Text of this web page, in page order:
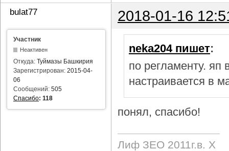
bulat77 2018-01-16
Участник
Неактивен
Откуда: Туймазы Башкирия
Зарегистрирован: 2015-04-
06
Сообщений: 505
Спасибо: 118
neka204 пишет:
по регламенту.
настраивается в
понял, спасибо!
Лиф ЗЕО 2011г.в. Х